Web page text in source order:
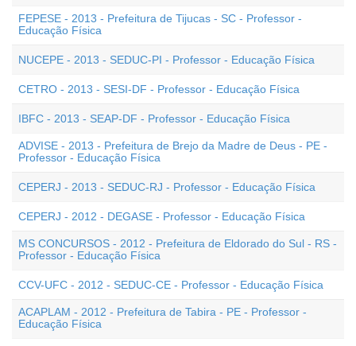
FEPESE - 2013 - Prefeitura de Tijucas - SC - Professor -
Educação Física
NUCEPE - 2013 - SEDUC-PI - Professor - Educação Física
CETRO - 2013 - SESI-DF - Professor - Educação Física
IBFC - 2013 - SEAP-DF - Professor - Educação Física
ADVISE - 2013 - Prefeitura de Brejo da Madre de Deus - PE -
Professor - Educação Física
CEPERJ - 2013 - SEDUC-RJ - Professor - Educação Física
CEPERJ - 2012 - DEGASE - Professor - Educação Física
MS CONCURSOS - 2012 - Prefeitura de Eldorado do Sul - RS -
Professor - Educação Física
CCV-UFC - 2012 - SEDUC-CE - Professor - Educação Física
ACAPLAM - 2012 - Prefeitura de Tabira - PE - Professor -
Educação Física